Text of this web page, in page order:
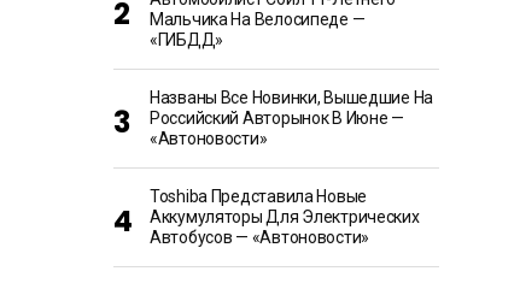
Мальчика На Велосипеде —
«ГИБДД»
Названы Все Новинки, Вышедшие На
Российский Авторынок В Июне —
«Автоновости»
Toshiba Представила Новые
Аккумуляторы Для Электрических
Автобусов — «Автоновости»